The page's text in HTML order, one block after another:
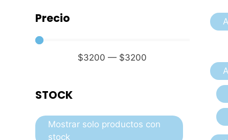
Precio
$3200 — $3200
STOCK
Mostrar solo productos con
stock